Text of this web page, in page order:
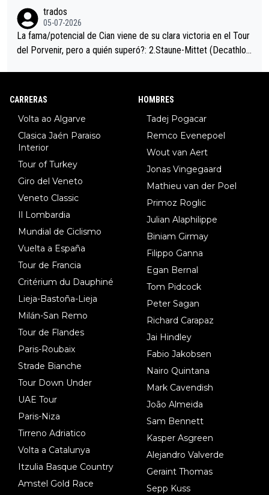
trados
05-07-2026
La fama/potencial de Cian viene de su clara victoria en el Tour
del Porvenir, pero a quién superó?: 2.Staune-Mittet (Decathlon,
8.Lenny Martinez (Bahrein), 9. Van Belle (Visma), 10. Vacek (Li
CARRERAS
Volta ao Algarve
Clasica Jaén Paraiso
Interior
Tour of Turkey
Giro del Veneto
Veneto Classic
Il Lombardia
Mundial de Ciclismo
Vuelta a España
Tour de Francia
Critérium du Dauphiné
Lieja-Bastoña-Lieja
Milán-San Remo
Tour de Flandes
Paris-Roubaix
Strade Bianche
Tour Down Under
UAE Tour
Paris-Niza
Tirreno Adriatico
Volta a Catalunya
Itzulia Basque Country
Amstel Gold Race
HOMBRES
Tadej Pogacar
Remco Evenepoel
Wout van Aert
Jonas Vingegaard
Mathieu van der Poel
Primoz Roglic
Julian Alaphilippe
Biniam Girmay
Filippo Ganna
Egan Bernal
Tom Pidcock
Peter Sagan
Richard Carapaz
Jai Hindley
Fabio Jakobsen
Nairo Quintana
Mark Cavendish
João Almeida
Sam Bennett
Kasper Asgreen
Alejandro Valverde
Geraint Thomas
Sepp Kuss